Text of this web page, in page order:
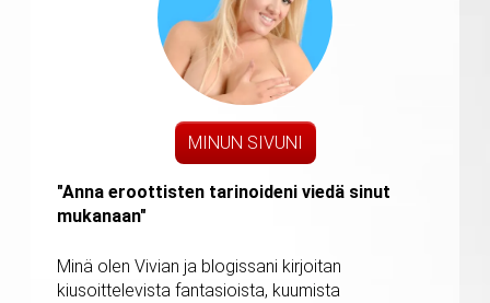
MINUN SIVUNI
"Anna eroottisten tarinoideni viedä sinut
mukanaan"
Minä olen Vivian ja blogissani kirjoitan
kiusoittelevista fantasioista, kuumista